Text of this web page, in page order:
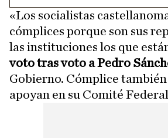
«Los socialistas
cómplices porque son sus
las instituciones los que
voto tras voto a Pedro
Gobierno. Cómplice
apoyan en su Comité